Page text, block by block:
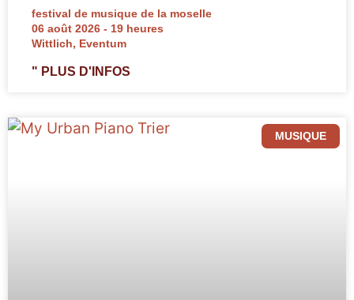
festival de musique de la moselle
06 août 2026 - 19 heures
Wittlich, Eventum
" PLUS D'INFOS
MUSIQUE